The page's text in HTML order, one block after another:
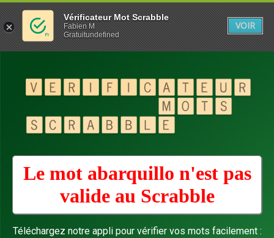
Le mot abarquillo n'est pas
valide au Scrabble
Téléchargez notre appli pour vérifier vos mots facilement :
Vérificateur Mot Scrabble
Fabien M
Gratuitundefined
VOIR